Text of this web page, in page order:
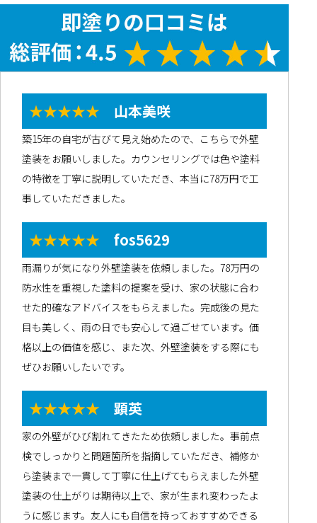
★★★★★ 山本美咲
築15年の自宅が古びて見え始めたので、こちらで外壁
塗装をお願いしました。カウンセリングでは色や塗料
の特徴を丁寧に説明していただき、本当に78万円で工
事していただきました。
★★★★★ fos5629
雨漏りが気になり外壁塗装を依頼しました。78万円の
防水性を重視した塗料の提案を受け、家の状態に合わ
せた的確なアドバイスをもらえました。完成後の見た
目も美しく、雨の日でも安心して過ごせています。価
格以上の価値を感じ、また次、外壁塗装をする際にも
ぜひお願いしたいです。
★★★★★ 顕英
家の外壁がひび割れてきたため依頼しました。事前点
検でしっかりと問題箇所を指摘していただき、補修か
ら塗装まで一貫して丁寧に仕上げてもらえました外壁
塗装の仕上がりは期待以上で、家が生まれ変わったよ
うに感じます。友人にも自信を持っておすすめできる